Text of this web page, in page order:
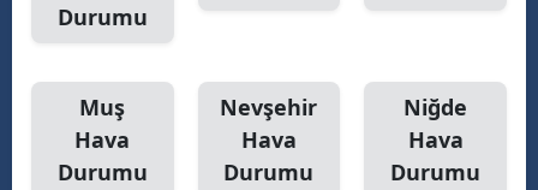
Durumu
Muş
Hava
Durumu
Nevşehir
Hava
Durumu
Niğde
Hava
Durumu